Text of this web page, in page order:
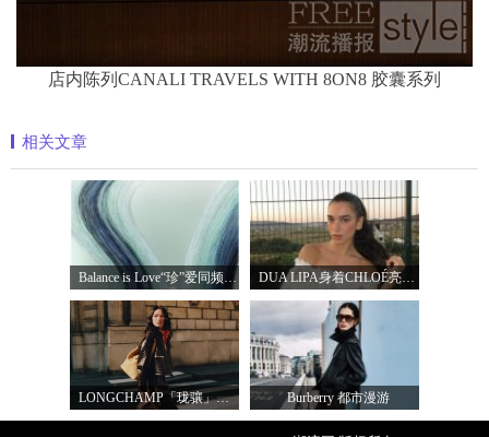
店内陈列CANALI TRAVELS WITH 8ON8 胶囊系列
相关文章
Balance is Love“珍”爱同频 耀启七夕 TASA
LONGCHAMP「珑骧」全新LE CADENCE 系列 奏响法 Burberry 都市漫游